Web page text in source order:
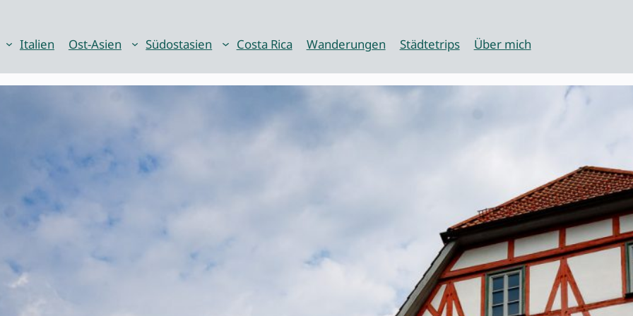
Italien Ost-Asien Südostasien Costa Rica Wanderungen Städtetrips Über mich